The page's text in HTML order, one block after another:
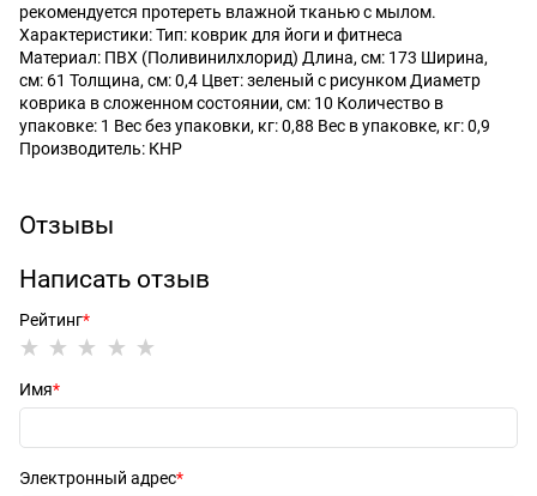
рекомендуется протереть влажной тканью с мылом.
Характеристики: Тип: коврик для йоги и фитнеса
Материал: ПВХ (Поливинилхлорид) Длина, см: 173 Ширина,
см: 61 Толщина, см: 0,4 Цвет: зеленый с рисунком Диаметр
коврика в сложенном состоянии, см: 10 Количество в
упаковке: 1 Вес без упаковки, кг: 0,88 Вес в упаковке, кг: 0,9
Производитель: КНР
Отзывы
Написать отзыв
Рейтинг
Имя
Электронный адрес